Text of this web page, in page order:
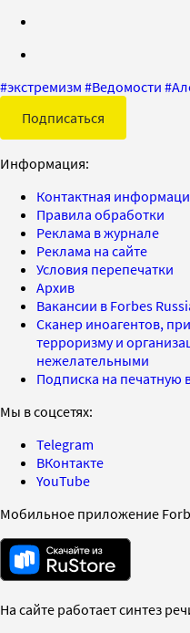
#экстремизм #Ведомости #
Подписаться
Информация:
Контактная
Правила обработки
Реклама в журнале
Реклама на сайте
Условия перепечатки
Архив
Вакансии в Forbes
Сканер иноагентов,
терроризму и
нежелательными
Подписка на печатную
Мы в соцсетях:
Telegram
ВКонтакте
YouTube
Мобильное приложение
На сайте работает синтез